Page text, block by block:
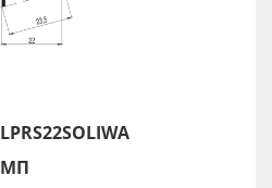
LPRS22SOLIWA
МП